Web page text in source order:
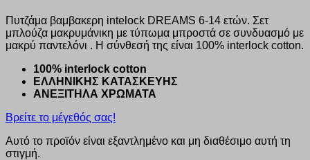
Πυτζάμα βαμβακερη intelock DREAMS 6-14 ετών. Σετ
μπλούζα μακρυμάνικη με τύπωμα μπροστά σε συνδυασμό με
μακρύ παντελόνι . Η σύνθεσή της είναι 100% interlock cotton.
100% interlock cotton
ΕΛΛΗΝΙΚΗΣ ΚΑΤΑΣΚΕΥΗΣ
ΑΝΕΞΙΤΗΛΑ ΧΡΩΜΑΤΑ
Βρείτε το μέγεθός σας!
Αυτό το προϊόν είναι εξαντλημένο και μη διαθέσιμο αυτή τη
στιγμή.